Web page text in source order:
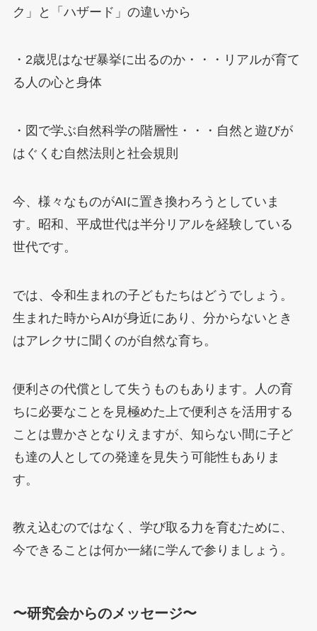
ク」と「ハザード」の違いから
・2歳児はなぜ暴挙に出るのか・・・リアルが育て
る人の心と身体
・図で学ぶ自然科学の階層性・・・自然と遊びが
はぐくむ自然法則と社会規則
今、様々なものがAIに置き換わろうとしていま
す。昭和、平成世代は半分リアルを経験している
世代です。
では、令和生まれの子どもたちはどうでしょう。
生まれた時からAIが身近にあり、分からないとき
はアレクサに聞くのが自然な育ち。
便利さの代償として失うものもあります。人の育
ちに必要なことを見極めた上で便利さを活用する
ことは豊かさとなりえますが、知らない間に子ど
も達の人としての発達を見失う可能性もありま
す。
教え込むのではなく、学び取る力を育むために、
今できることは何か一緒に学んで参りましょう。
〜研究会からのメッセージ〜